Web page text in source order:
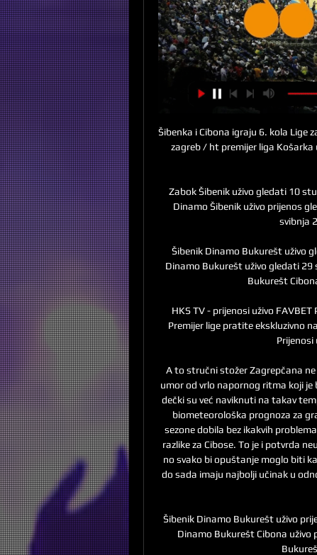
Šibenka i Cibona igraju 6. kola Lige
zagreb / ht premijer liga Košarka
Zabok Šibenik uživo gledati 10
Dinamo Šibenik uživo prijenos
svibnja
Šibenik Dinamo Bukurešt uživo
Dinamo Bukurešt uživo gledati
Bukurešt
HKS TV - prijenosi uživo
Premijer lige pratite ekskluzivno
Prijenosi
A to stručni stožer Zagrepčana
umor od vrlo napornog ritma koji
dečki su već naviknuti na takav
biometeorološka prognoza za
sezone dobila bez ikakvih
razlike za Cibose. To je i potvrda
no svako bi opuštanje moglo biti
do sada imaju najbolji učinak u
Šibenik Dinamo Bukurešt uživo
Dinamo Bukurešt Cibona